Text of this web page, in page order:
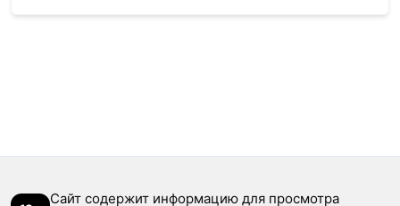
Сайт содержит информацию для просмотра